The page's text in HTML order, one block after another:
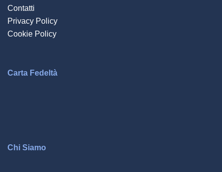
Contatti
Privacy Policy
Cookie Policy
Carta Fedeltà
Chi Siamo